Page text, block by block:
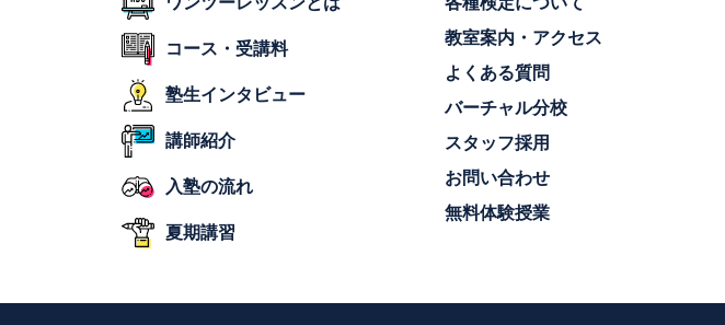
コース・受講料
塾生インタビュー
講師紹介
入塾の流れ
夏期講習
教室案内・アクセス
よくある質問
バーチャル分校
スタッフ採用
お問い合わせ
無料体験授業